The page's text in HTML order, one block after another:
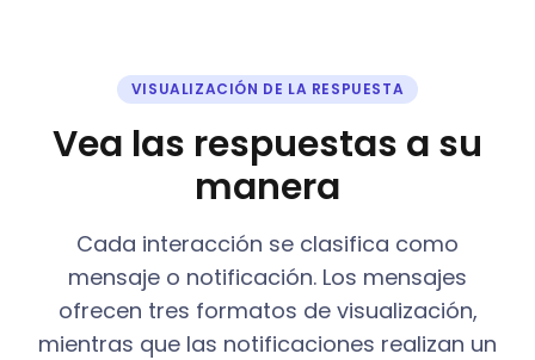
VISUALIZACIÓN DE LA RESPUESTA
Vea las respuestas a su
manera
Cada interacción se clasifica como
mensaje o notificación. Los mensajes
ofrecen tres formatos de visualización,
mientras que las notificaciones realizan un